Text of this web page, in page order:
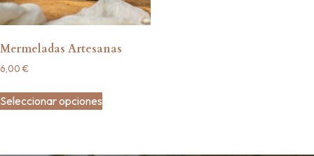
Mermeladas Artesanas
6,00€
Seleccionar opciones